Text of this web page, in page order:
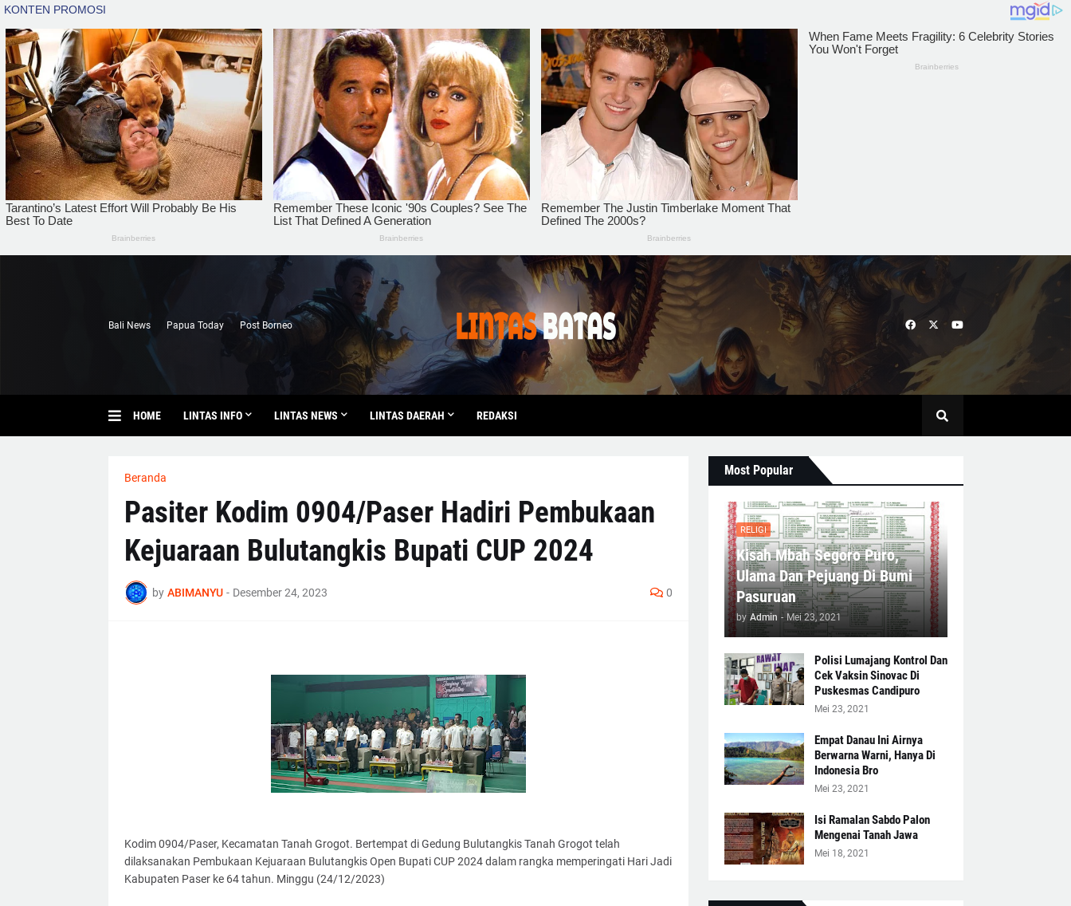
Bali News Papua Today Post Borneo
HOME LINTAS INFO LINTAS NEWS LINTAS DAERAH REDAKSI
Beranda
Pasiter Kodim 0904/Paser Hadiri Pembukaan
Kejuaraan Bulutangkis Bupati CUP 2024
by ABIMANYU - Desember 24, 2023 0
Kodim 0904/Paser, Kecamatan Tanah Grogot. Bertempat di Gedung Bulutangkis Tanah Grogot telah
dilaksanakan Pembukaan Kejuaraan Bulutangkis Open Bupati CUP 2024 dalam rangka memperingati Hari Jadi
Kabupaten Paser ke 64 tahun. Minggu (24/12/2023)
Most Popular
RELIGI
Kisah Mbah Segoro Puro,
Ulama Dan Pejuang Di Bumi
Pasuruan
by Admin - Mei 23, 2021
Polisi Lumajang Kontrol Dan
Cek Vaksin Sinovac Di
Puskesmas Candipuro
Mei 23, 2021
Empat Danau Ini Airnya
Berwarna Warni, Hanya Di
Indonesia Bro
Mei 23, 2021
Isi Ramalan Sabdo Palon
Mengenai Tanah Jawa
Mei 18, 2021